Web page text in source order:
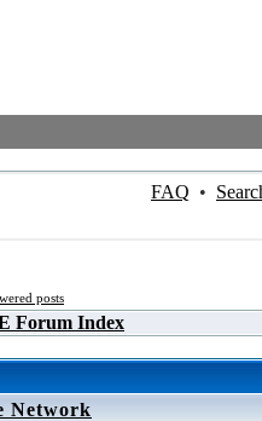
FAQ •
posts
Forum Index
Network